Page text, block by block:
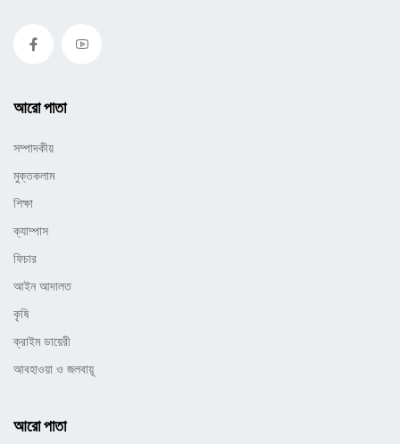
আরো পাতা
সম্পাদকীয়
মুক্তকলাম
শিক্ষা
ক্যাম্পাস
ফিচার
আইন আদালত
কৃষি
ক্রাইম ডায়েরী
আবহাওয়া ও জলবায়ূ
আরো পাতা